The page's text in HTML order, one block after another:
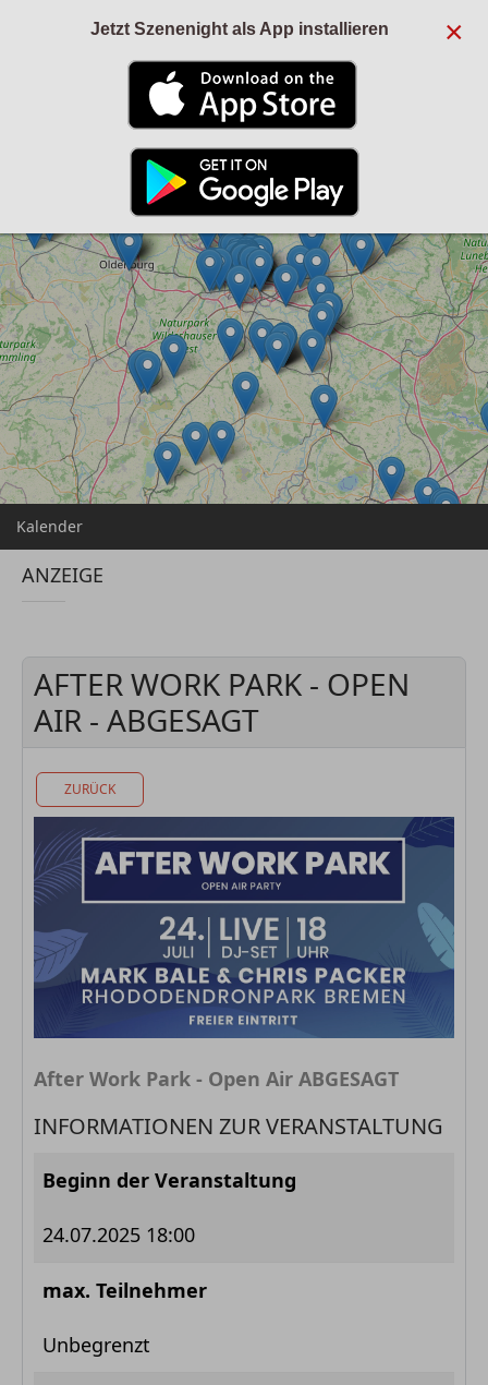
Kalender
ANZEIGE
AFTER WORK PARK - OPEN
AIR - ABGESAGT
ZURÜCK
After Work Park - Open Air ABGESAGT
INFORMATIONEN ZUR VERANSTALTUNG
Beginn der Veranstaltung
24.07.2025 18:00
max. Teilnehmer
Unbegrenzt
×
Jetzt Szenenight als App installieren